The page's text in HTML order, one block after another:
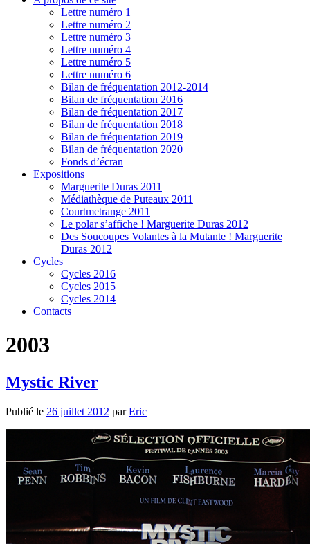
Lettre numéro 1
Lettre numéro 2
Lettre numéro 3
Lettre numéro 4
Lettre numéro 5
Lettre numéro 6
Bilan de fréquentation 2012-2014
Bilan de fréquentation 2016
Bilan de fréquentation 2017
Bilan de fréquentation 2018
Bilan de fréquentation 2019
Bilan de fréquentation 2020
Fonds d’écran
Expositions
Marguerite Duras 2011
Médiathèque de Puteaux 2011
Courtmetrange 2011
Le polar s’affiche ! Marguerite Duras 2012
Des Soucoupes Volantes à la Mutante ! Marguerite
Duras 2012
Cycles
Cycles 2016
Cycles 2015
Cycles 2014
Contacts
2003
Mystic River
Publié le 26 juillet 2012 parEric